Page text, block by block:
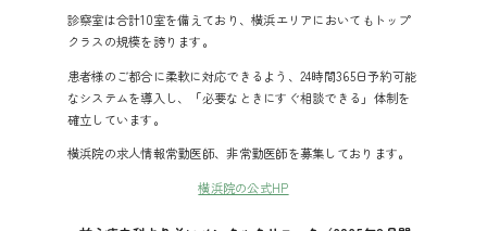
診察室は合計10室を備えており、横浜エリアにおいてもトップ
クラスの規模を誇ります。
患者様のご都合に柔軟に対応できるよう、24時間365日予約可能
なシステムを導入し、「必要なときにすぐ相談できる」体制を
確立しています。
横浜院の求人情報常勤医師、非常勤医師を募集しております。
横浜院の公式HP